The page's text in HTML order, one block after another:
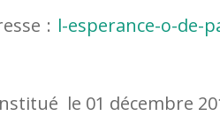
: l-esperance-o-de-
le 01 décembre